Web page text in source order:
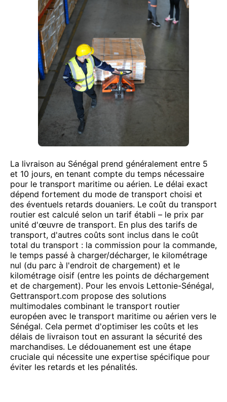
La livraison au Sénégal prend généralement entre 5
et 10 jours, en tenant compte du temps nécessaire
pour le transport maritime ou aérien. Le délai exact
dépend fortement du mode de transport choisi et
des éventuels retards douaniers. Le coût du transport
routier est calculé selon un tarif établi – le prix par
unité d'œuvre de transport. En plus des tarifs de
transport, d'autres coûts sont inclus dans le coût
total du transport : la commission pour la commande,
le temps passé à charger/décharger, le kilométrage
nul (du parc à l'endroit de chargement) et le
kilométrage oisif (entre les points de déchargement
et de chargement). Pour les envois Lettonie-Sénégal,
Gettransport.com propose des solutions
multimodales combinant le transport routier
européen avec le transport maritime ou aérien vers le
Sénégal. Cela permet d'optimiser les coûts et les
délais de livraison tout en assurant la sécurité des
marchandises. Le dédouanement est une étape
cruciale qui nécessite une expertise spécifique pour
éviter les retards et les pénalités.